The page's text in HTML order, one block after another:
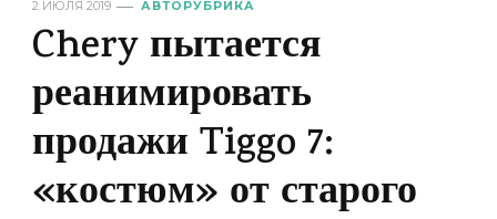
2 ИЮЛЯ 2019 АВТОРУБРИКА
Chery пытается
реанимировать
продажи Tiggo 7:
«костюм» от старого